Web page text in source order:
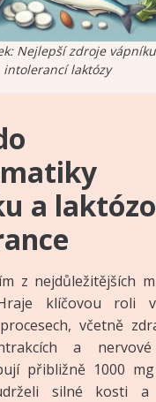
Nejlepší zdroje
intolerancí laktózy
a
z nejdůležitějších
klíčovou roli
včetně
a
přibližně 1000
silné kosti a